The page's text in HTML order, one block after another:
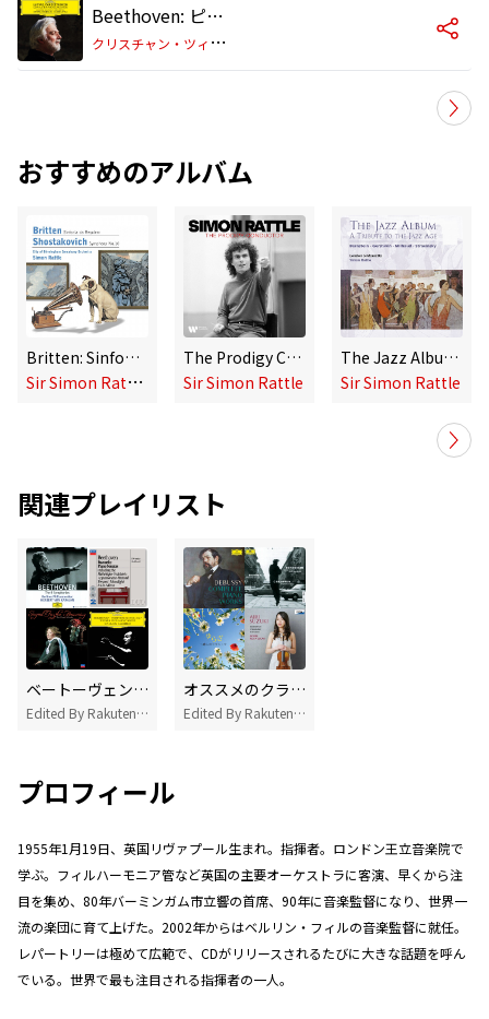
Beethoven: ピアノ協奏曲 第3番 ハ短調 作品37: 第3楽章: Rondo. Allegro - Presto
ク
リスチャン・ツィメルマン/ロンドン交響楽団/サー・サイモン・ラトル
おすすめのアルバム
Britten: Sinfonia da Requiem - Shostakovich: Symphony No. 10
S
ir Simon Rattle, Philharmonia Orchestra, City of Birmingham Symphony Orchestra
The Prodigy Conductor
Sir Simon Rattle
The Jazz Album - A Tribute to the Jazz Age
Sir Simon Rattle
関連プレイリスト
ベートーヴェンの名曲 厳選20選
Edited By Rakuten Music
オススメのクラシック名曲50
Edited By Rakuten Music
プロフィール
1955年1月19日、英国リヴァプール生まれ。指揮者。ロンドン王立音楽院で
学ぶ。フィルハーモニア管など英国の主要オーケストラに客演、早くから注
目を集め、80年バーミンガム市立響の首席、90年に音楽監督になり、世界一
流の楽団に育て上げた。2002年からはベルリン・フィルの音楽監督に就任。
レパートリーは極めて広範で、CDがリリースされるたびに大きな話題を呼ん
でいる。世界で最も注目される指揮者の一人。